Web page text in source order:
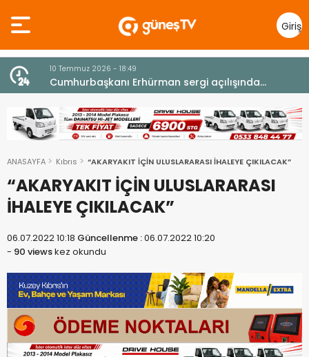
Giriş
Yap
10 Temmuz 2026 - 18:49
Cumhurbaşkanı Erhürman sergi açılışında
fenalaşarak hastaneye kaldırıldı
ANASAYFA Kıbrıs “AKARYAKIT İÇİN ULUSLARARASI İHALEYE ÇIKILACAK”
“AKARYAKIT İÇİN ULUSLARARASI
İHALEYE ÇIKILACAK”
06.07.2022 10:18 Güncellenme :06.07.2022 10:20
- 90 viewskez okundu